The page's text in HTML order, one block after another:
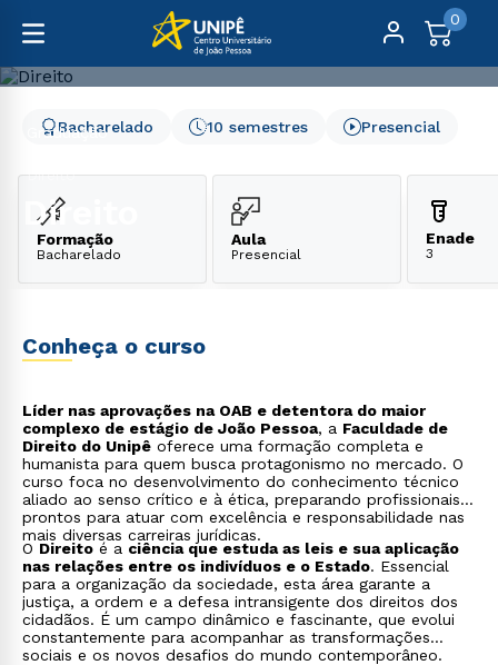
0
Graduação
Direito
Direito
10 semestres
Bacharelado Presencial
Formação
Bacharelado
Aula
Presencial
Enade
3
Conheça o curso
Líder nas aprovações na OAB e detentora do maior
complexo de estágio de João Pessoa, a Faculdade de
Direito do Unipê oferece uma formação completa e
humanista para quem busca protagonismo no mercado. O
curso foca no desenvolvimento do conhecimento técnico
aliado ao senso crítico e à ética, preparando profissionais
prontos para atuar com excelência e responsabilidade nas
mais diversas carreiras jurídicas.
O Direito é a ciência que estuda as leis e sua aplicação
nas relações entre os indivíduos e o Estado. Essencial
para a organização da sociedade, esta área garante a
justiça, a ordem e a defesa intransigente dos direitos dos
cidadãos. É um campo dinâmico e fascinante, que evolui
constantemente para acompanhar as transformações
sociais e os novos desafios do mundo contemporâneo.